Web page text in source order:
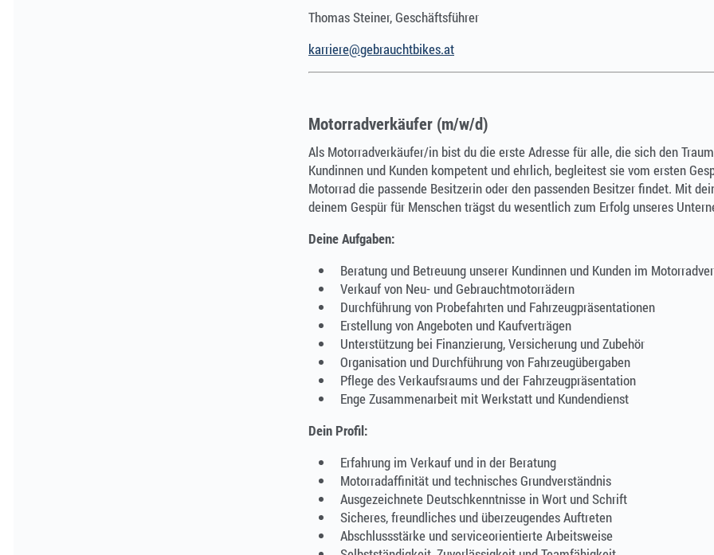
Thomas Steiner, Geschäftsführer
karriere@gebrauchtbikes.at
Motorradverkäufer (m/w/d)
Als Motorradverkäufer/in bist du die erste Adresse für alle, die sich den
Kundinnen und Kunden kompetent und ehrlich, begleitest sie vom ersten
Motorrad die passende Besitzerin oder den passenden Besitzer findet. Mit
deinem Gespür für Menschen trägst du wesentlich zum Erfolg unseres
Deine Aufgaben:
Beratung und Betreuung unserer Kundinnen und Kunden im
Verkauf von Neu- und Gebrauchtmotorrädern
Durchführung von Probefahrten und Fahrzeugpräsentationen
Erstellung von Angeboten und Kaufverträgen
Unterstützung bei Finanzierung, Versicherung und Zubehör
Organisation und Durchführung von Fahrzeugübergaben
Pflege des Verkaufsraums und der Fahrzeugpräsentation
Enge Zusammenarbeit mit Werkstatt und Kundendienst
Dein Profil:
Erfahrung im Verkauf und in der Beratung
Motorradaffinität und technisches Grundverständnis
Ausgezeichnete Deutschkenntnisse in Wort und Schrift
Sicheres, freundliches und überzeugendes Auftreten
Abschlussstärke und serviceorientierte Arbeitsweise